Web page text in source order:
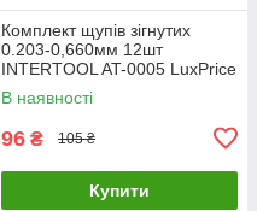
Комплект щупів зігнутих
0.203-0,660мм 12шт
INTERTOOL AT-0005 LuxPrice
В наявності
96 ₴ 105 ₴
Купити